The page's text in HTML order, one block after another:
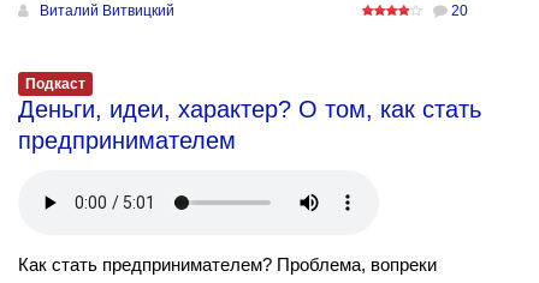
Виталий Витвицкий 20
Подкаст
Деньги, идеи, характер? О том, как стать
предпринимателем
Как стать предпринимателем? Проблема, вопреки